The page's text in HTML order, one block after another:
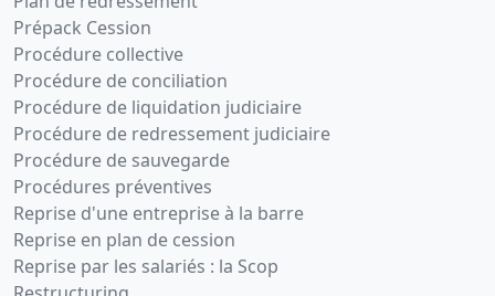
Prépack Cession
Procédure collective
Procédure de conciliation
Procédure de liquidation judiciaire
Procédure de redressement judiciaire
Procédure de sauvegarde
Procédures préventives
Reprise d'une entreprise à la barre
Reprise en plan de cession
Reprise par les salariés : la Scop